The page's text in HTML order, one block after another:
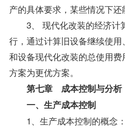
产的具体要求，某些情况下还
3、 现代化改装的经济计
行，通过计算旧设备继续使
和设备现代化改装的总使用
方案为更优方案。
第七章 成本控制与分析
一、生产成本控制
1、生产成本控制的概念：